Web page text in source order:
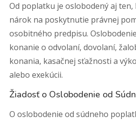
Od poplatku je oslobodený aj
nárok na poskytnutie právnej
osobitného predpisu.
konanie o odvolaní, dovolaní,
konania, kasačnej sťažnosti a
alebo exekúcii.
Žiadosť o Oslobodenie od
O oslobodenie od súdneho